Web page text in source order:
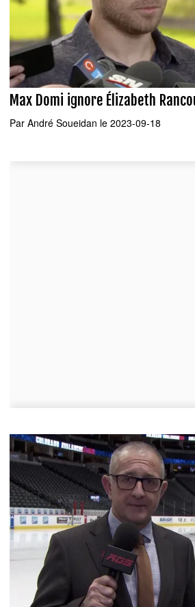
Max Domi ignore Élizabeth
Par André Soueidan le 2023-09-18